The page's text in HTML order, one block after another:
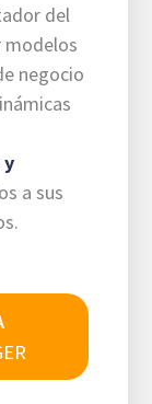
del
modelos
negocio
a sus